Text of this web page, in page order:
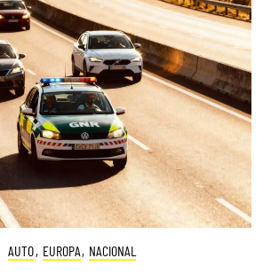
AUTO, EUROPA, NACIONAL